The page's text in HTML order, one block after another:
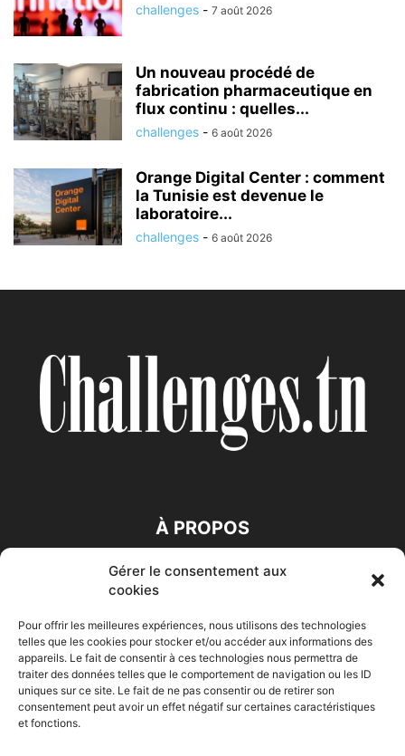
Gérer le consentement aux
cookies
Pour offrir les meilleures expériences, nous utilisons des technologies
telles que les cookies pour stocker et/ou accéder aux informations des
appareils. Le fait de consentir à ces technologies nous permettra de
traiter des données telles que le comportement de navigation ou les ID
uniques sur ce site. Le fait de ne pas consentir ou de retirer son
consentement peut avoir un effet négatif sur certaines caractéristiques
et fonctions.
challenges - 7 août 2026
Un nouveau procédé de
fabrication pharmaceutique en
flux continu : quelles...
challenges - 6 août 2026
Orange Digital Center : comment
la Tunisie est devenue le
laboratoire...
challenges - 6 août 2026
À PROPOS
SUIVEZ NOUS
Accueil Economie Entreprises Entrepreneur Afrique